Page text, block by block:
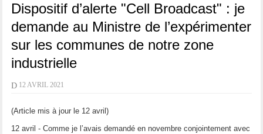
Dispositif d’alerte "Cell Broadcast" : je
demande au Ministre de l’expérimenter
sur les communes de notre zone
industrielle
D 12 AVRIL 2021
(Article mis à jour le 12 avril)
12 avril - Comme je l’avais demandé en novembre conjointement avec